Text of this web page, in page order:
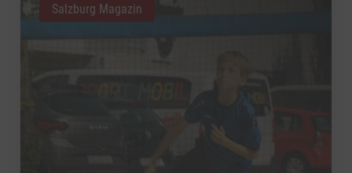
Salzburg Magazin